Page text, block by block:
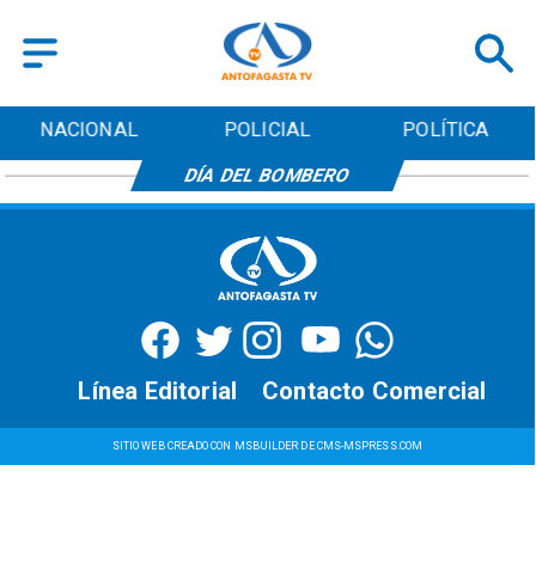
NACIONAL POLICIAL POLÍTICA
DÍA DEL BOMBERO
SITIO WEB CREADO CON MSBUILDER DE CMS-MSPRESS.COM
Contacto Comercial
Línea Editorial